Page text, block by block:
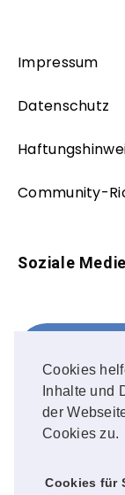
Cookies
Inhalte und
der
Cookies zu.
Cookies für
Impressum
Datenschutz
Community-
Soziale
FOLLOW ME!
OUR PHOTOS!